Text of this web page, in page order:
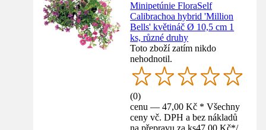
Minipetúnie FloraSelf
Calibrachoa hybrid 'Million
Bells' květináč Ø 10,5 cm 1
ks, různé druhy
Toto zboží zatím nikdo
nehodnotil.
(0)
cenu — 47,00 Kč * Všechny
ceny vč. DPH a bez nákladů